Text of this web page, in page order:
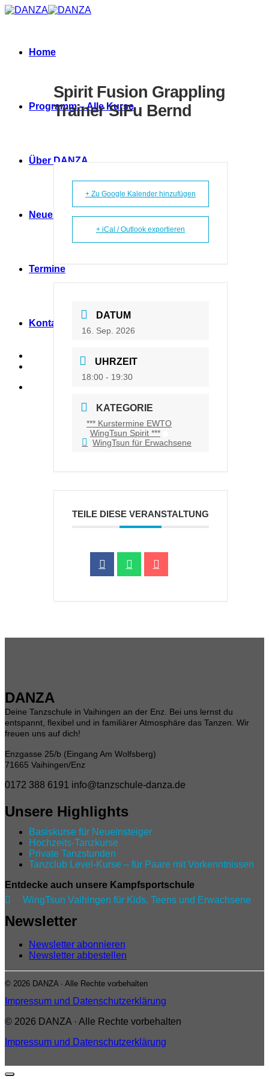
Zum
Home
Programm – Alle Kurse
Über DANZA
Neues
Termine
Kontakt
Spirit Fusion Grappling
Trainer SiFu Bernd
+ Zu Google Kalender hinzufügen
+ iCal / Outlook exportieren
DATUM
16. Sep. 2026
UHRZEIT
18:00 - 19:30
KATEGORIE
*** Kurstermine EWTO
WingTsun Spirit ***
WingTsun für Erwachsene
TEILE DIESE VERANSTALTUNG
DANZA
Deine Tanzschule in Vaihingen an der Enz. Bei uns lernst du
entspannt, flexibel und in familiärer Atmosphäre das Tanzen. Wir
freuen uns auf dich!
Enzgasse 25/b (Eingang Am Wolfsberg)
71665 Vaihingen/Enz
0172 388 6191 info@tanzschule-danza.de
Unsere Highlights
Basiskurse für Neueinsteiger
Hochzeits-Tanzkurse
Private Tanzstunden
Tanzclub Level‑Kurse – für Paare mit Vorkenntnissen
Entdecke auch unsere Kampfsportschule

WingTsun Vaihingen für Kids, Teens und Erwachsene
Newsletter
Newsletter abonnieren
Newsletter abbestellen
© 2026 DANZA · Alle Rechte vorbehalten
Impressum und Datenschutzerklärung
© 2026 DANZA · Alle Rechte vorbehalten
Impressum und Datenschutzerklärung